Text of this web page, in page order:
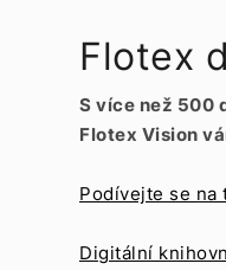
Flotex
S více než 500
Flotex Vision
Podívejte se na
Digitální